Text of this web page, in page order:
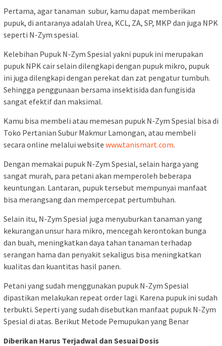
Pertama, agar tanaman subur, kamu dapat memberikan
pupuk, di antaranya adalah Urea, KCL, ZA, SP, MKP dan juga NPK
seperti N-Zym spesial.
Kelebihan Pupuk N-Zym Spesial yakni pupuk ini merupakan
pupuk NPK cair selain dilengkapi dengan pupuk mikro, pupuk
ini juga dilengkapi dengan perekat dan zat pengatur tumbuh.
Sehingga penggunaan bersama insektisida dan fungisida
sangat efektif dan maksimal.
Kamu bisa membeli atau memesan pupuk N-Zym Spesial bisa di
Toko Pertanian Subur Makmur Lamongan, atau membeli
secara online melalui website www.tanismart.com.
Dengan memakai pupuk N-Zym Spesial, selain harga yang
sangat murah, para petani akan memperoleh beberapa
keuntungan. Lantaran, pupuk tersebut mempunyai manfaat
bisa merangsang dan mempercepat pertumbuhan.
Selain itu, N-Zym Spesial juga menyuburkan tanaman yang
kekurangan unsur hara mikro, mencegah kerontokan bunga
dan buah, meningkatkan daya tahan tanaman terhadap
serangan hama dan penyakit sekaligus bisa meningkatkan
kualitas dan kuantitas hasil panen.
Petani yang sudah menggunakan pupuk N-Zym Spesial
dipastikan melakukan repeat order lagi. Karena pupuk ini sudah
terbukti. Seperti yang sudah disebutkan manfaat pupuk N-Zym
Spesial di atas. Berikut Metode Pemupukan yang Benar
Diberikan Harus Terjadwal dan Sesuai Dosis